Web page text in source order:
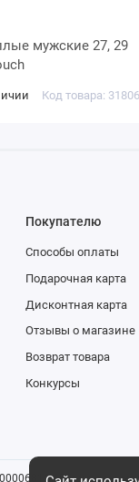
мужские 27, 29
Touch
Код товара:
Покупателю
Способы оплаты
Подарочная карта
Дисконтная карта
Отзывы о магазине
Возврат товара
Конкурсы
Все